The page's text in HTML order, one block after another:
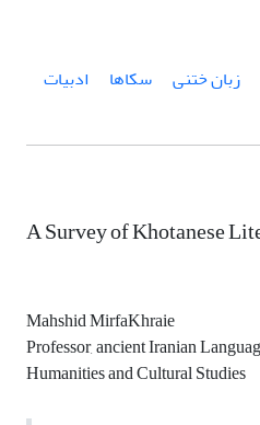
زبان ختنی سکاها
ادبیات
A Survey of Khotanese
Mahshid MirfaKhraie
Professor, ancient Iranian
Humanities and Cultural Studies